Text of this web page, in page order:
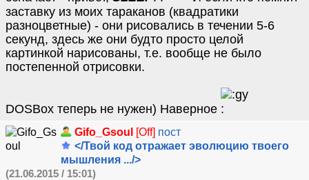
заставку из моих тараканов (квадратики
разноцветные) - они рисовались в течении 5-6
секунд, здесь же они будто просто целой
картинкой нарисованы, т.е. вообще не было
постепенной отрисовки.
DOSBox теперь не нужен) Наверное
Gifo_Gsoul [Off] пост
</Твой код отражает эволюцию твоего
мышления .../>
(21.06.2015 / 15:01)